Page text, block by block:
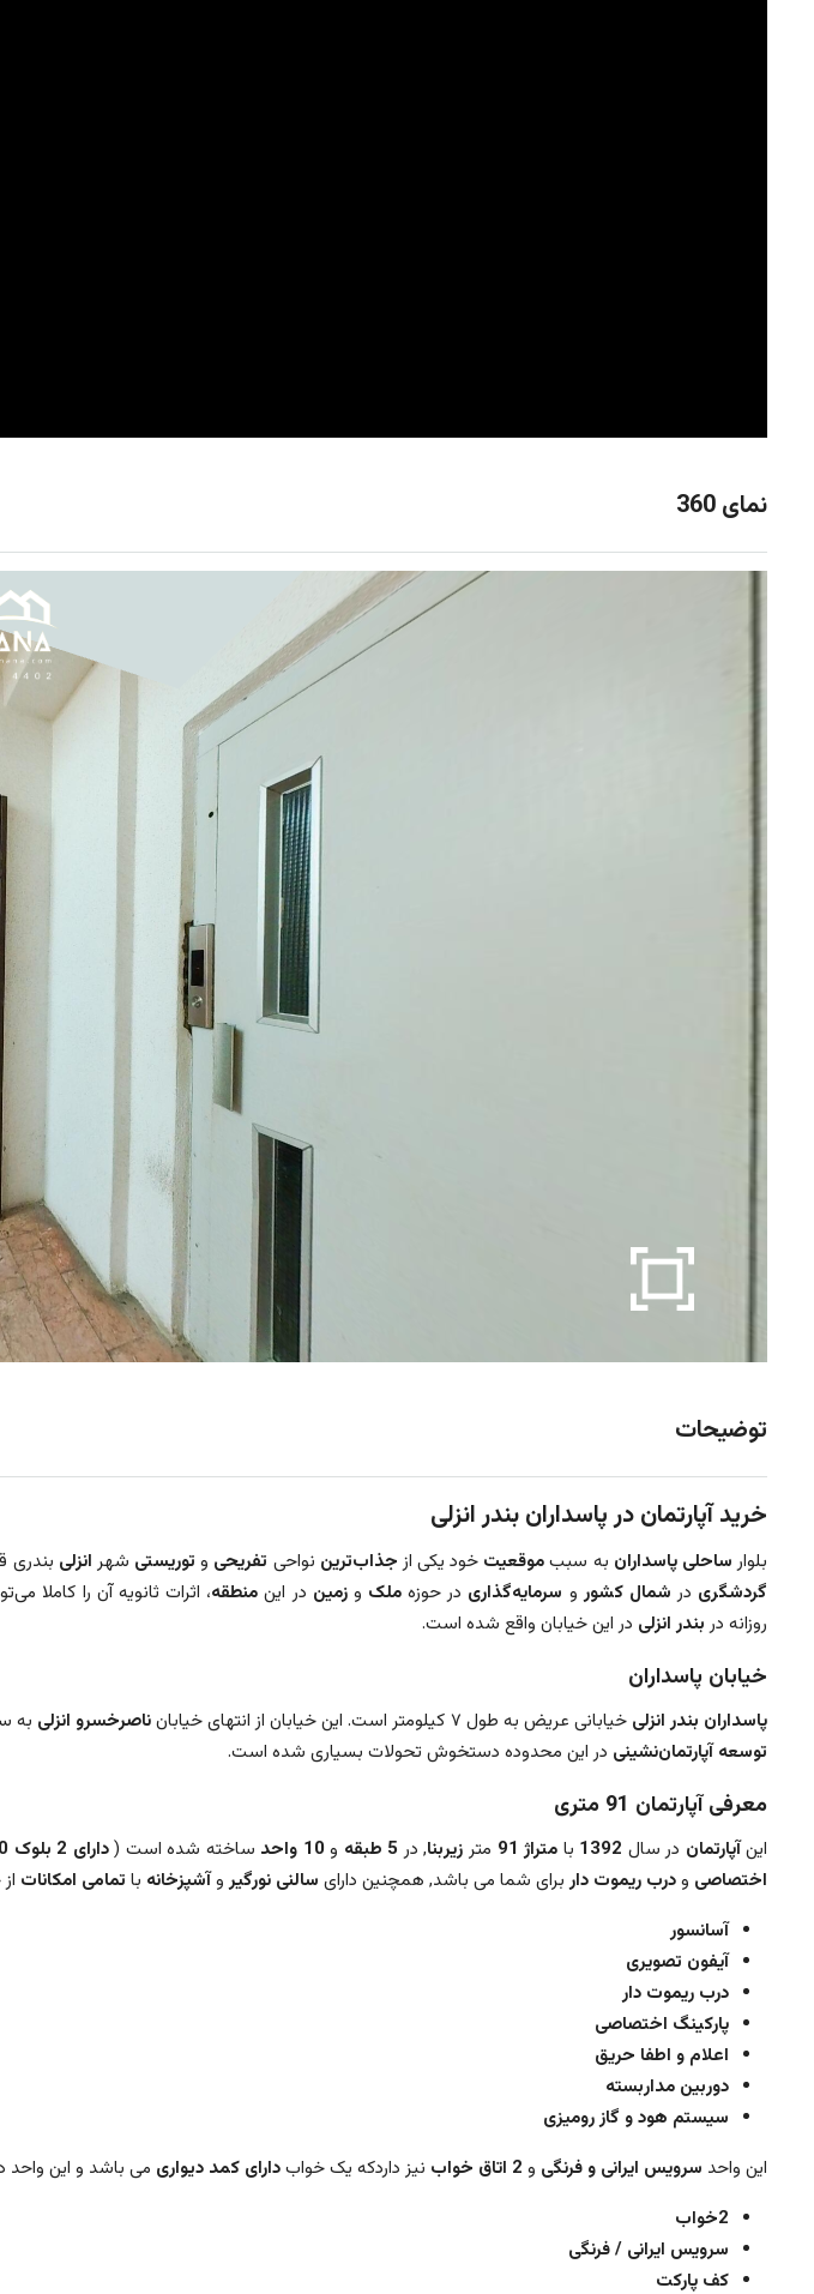
نمای 360
توضیحات
خرید آپارتمان در پاسداران بندر انزلی
بلوارساحلی پاسداران به سببموقعیت خود یکی ازجذاب‌ترین نواحی تفریحی و توریستی شهر انزلی بندری
گردشگری در شمال کشورو سرمایه‌گذاری در حوزهملک وزمین در این منطقه، اثرات ثانویه آن را کاملا
روزانه دربندر انزلی در این خیابان واقع شده است.
خیابان پاسداران
پاسداران بندر انزلی خیابانی عریض به طول ۷ کیلومتر است. این خیابان از انتهای خیابان ناصرخسرو انزلی به
توسعه آپارتمان‌نشینی در این محدوده دستخوش تحولات بسیاری شده است.
معرفی آپارتمان 91 متری
اینآپارتمان در سال 1392 با متراژ 91 متر زیربنا, در5 طبقه و10 واحد ساخته شده است (دارای 2 بلوک 10 واحدی
اختصاصی ودرب ریموت داربرای شما می باشد, همچنین دارای سالنی نورگیروآشپزخانه با تمامی امکانات
آسانسور
آیفون تصویری
درب ریموت دار
پارکینگ اختصاصی
اعلام و اطفا حریق
دوربین مداربسته
سیستم هود و گاز رومیزی
این واحد سرویس ایرانی و فرنگی و نیز داردکه یک خوابدارای کمد دیواری می باشد و این واحد
2خواب
سرویس ایرانی / فرنگی
کف پارکت